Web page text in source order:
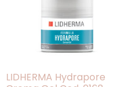
LIDHERMA Hydrapore